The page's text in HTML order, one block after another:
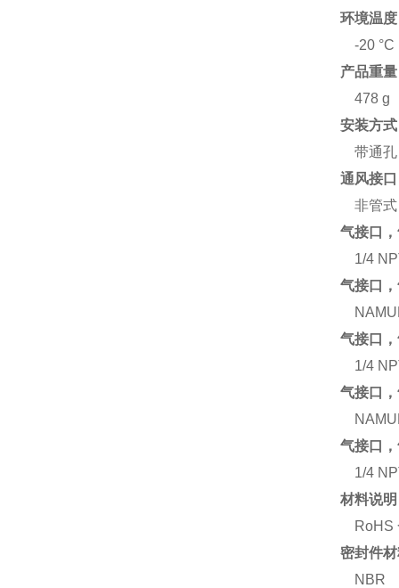
环境温度
-20 °C
产品重量
478 g
安装方式
带通孔
通风接口
非管式
气接口
1/4
气接口
气接口
1/4
气接口
气接口
1/4
材料说明
RoHS
密封件
NBR